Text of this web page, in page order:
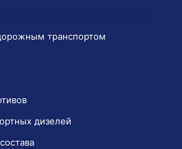
транспортом
дизелей